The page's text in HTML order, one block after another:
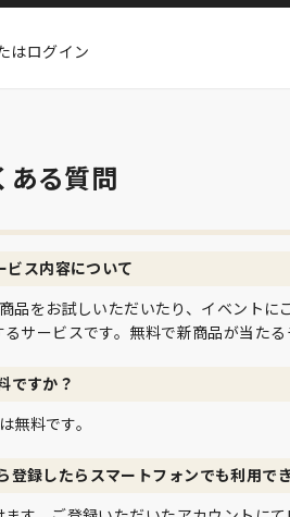
はログイン
ある質問
ス内容について
品をお試しいただいたり、イベントに
サービスです。無料で新商品が当た
ですか？
無料です。
登録したらスマートフォンでも利用で